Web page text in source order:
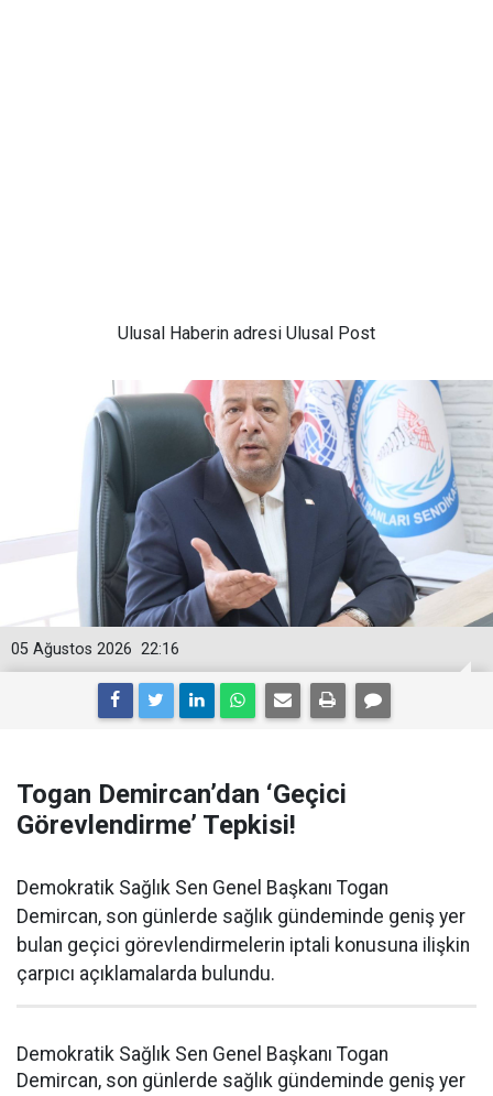
Ulusal Haberin adresi Ulusal Post
22:16
05 Ağustos 2026
Togan Demircan’dan ‘Geçici
Görevlendirme’ Tepkisi!
Demokratik Sağlık Sen Genel Başkanı Togan
Demircan, son günlerde sağlık gündeminde geniş yer
bulan geçici görevlendirmelerin iptali konusuna ilişkin
çarpıcı açıklamalarda bulundu.
Demokratik Sağlık Sen Genel Başkanı Togan
Demircan, son günlerde sağlık gündeminde geniş yer